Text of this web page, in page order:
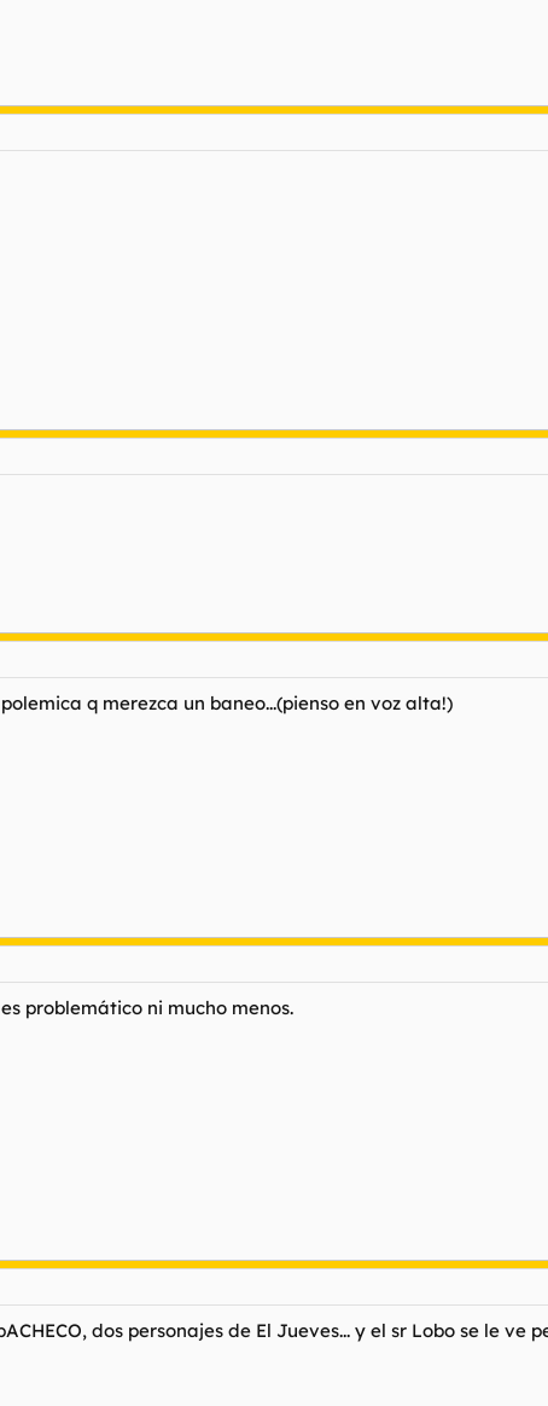
q merezca un baneo...(pienso en voz alta!)
problemático ni mucho menos.
dos personajes de El Jueves... y el sr Lobo se le ve